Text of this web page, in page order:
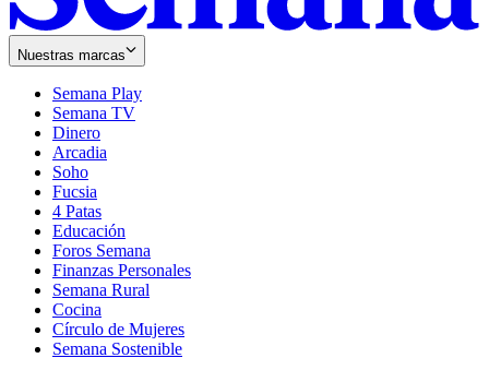
Nuestras marcas
Semana Play
Semana TV
Dinero
Arcadia
Soho
in
new
window
Fucsia
in
new
window
4 Patas
Educación
Foros Semana
Finanzas Personales
Semana Rural
Cocina
Círculo de Mujeres
Semana Sostenible